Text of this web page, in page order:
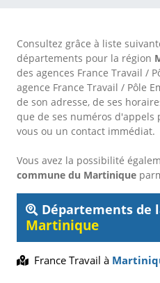
Consultez grâce à liste
départements pour la région
des agences France Travail /
agence France Travail / Pôle
de son adresse, de ses
que de ses numéros
vous ou un contact immédiat.
Vous avez la possibilité
commune du Martinique
Départements de
Martinique
France Travail à